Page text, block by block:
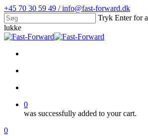
Skip
to
main
content
+45 70 30 59 49 / info@fast-forward.dk
Tryk Enter for
lukke
Close
0
was successfully added to your cart.
Menu
search
account
0